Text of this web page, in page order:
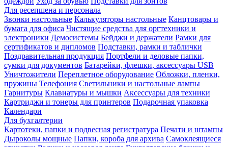
Для ресепшена и персонала
Звонки настольные Калькуляторы настольные Канцтовары и
бумага для офиса Чистящие средства для оргтехники и
электроники Демосистемы Бейджи и держатели Рамки для
сертификатов и дипломов Подставки, рамки и таблички
Поздравительная продукция Портфели и деловые папки,
сумки для документов Батарейки, флешки, аксессуары USB
Уничтожители Переплетное оборудование Обложки, пленки,
пружины Телефония Светильники и настольные лампы
Гарнитуры Клавиатуры и мышки Аксессуары для техники
Картриджи и тонеры для принтеров Подарочная упаковка
Календари
Для бухгалтерии
Картотеки, папки и подвесная регистратура Печати и штампы
Дыроколы мощные Папки, короба для архива Самоклеящиеся